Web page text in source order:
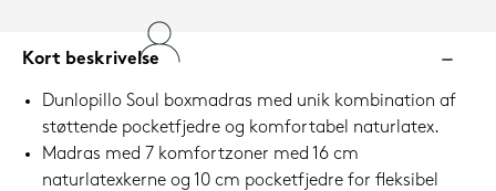
Kort beskrivelse
Dunlopillo Soul boxmadras med unik kombination af
støttende pocketfjedre og komfortabel naturlatex.
Madras med 7 komfortzoner med 16 cm
naturlatexkerne og 10 cm pocketfjedre for fleksibel